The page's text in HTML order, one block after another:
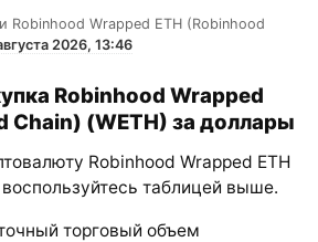
Robinhood Wrapped ETH (Robinhood
2026, 13:46
Robinhood Wrapped
Chain) (WETH) за доллары
Robinhood Wrapped ETH
таблицей выше.
торговый объем